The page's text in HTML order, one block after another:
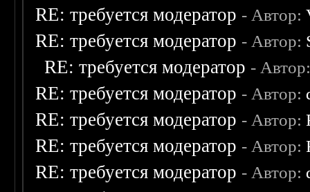
RE: требуется модератор - Автор:
RE: требуется модератор - Автор:
RE: требуется модератор -
RE: требуется модератор - Автор:
RE: требуется модератор - Автор:
RE: требуется модератор - Автор:
RE: требуется модератор - Автор: